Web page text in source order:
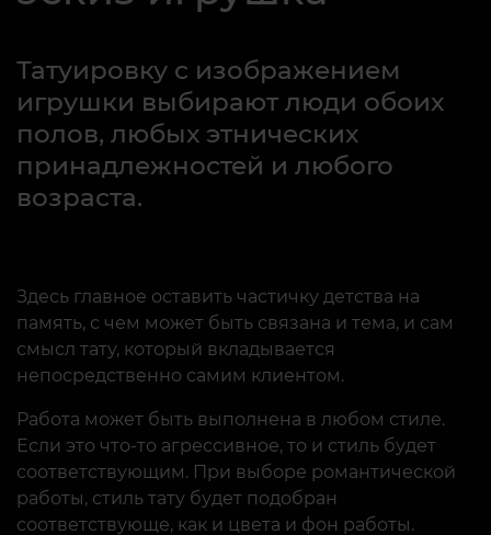
Татуировку с изображением
игрушки выбирают люди обоих
полов, любых этнических
принадлежностей и любого
возраста.
Здесь главное оставить частичку детства на
память, с чем может быть связана и тема, и сам
смысл тату, который вкладывается
непосредственно самим клиентом.
Работа может быть выполнена в любом стиле.
Если это что-то агрессивное, то и стиль будет
соответствующим. При выборе романтической
работы, стиль тату будет подобран
соответствующе, как и цвета и фон работы.